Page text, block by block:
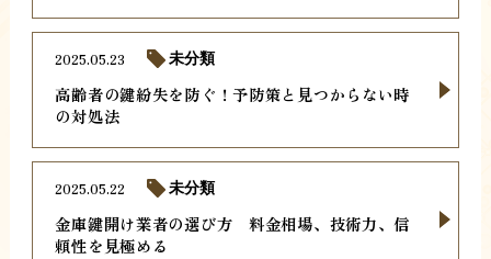
高齢者の鍵紛失を防ぐ！予防策と見つからない時
の対処法
2025.05.23 未分類
金庫鍵開け業者の選び方 料金相場、技術力、信
頼性を見極める
2025.05.22 未分類